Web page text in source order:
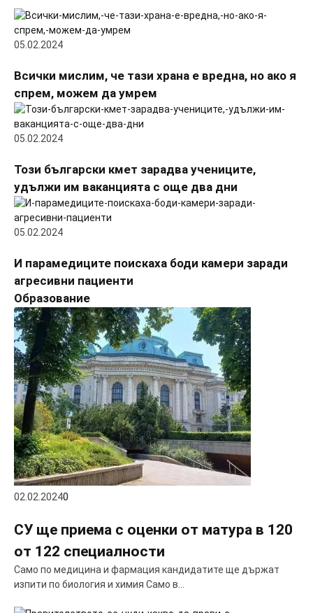
05.02.2024
Всички мислим, че тази храна е вредна, но ако я
спрем, можем да умрем
05.02.2024
Този български кмет зарадва учениците,
удължи им ваканцията с още два дни
05.02.2024
И парамедиците поискаха боди камери заради
агресивни пациенти
Образование
02.02.20240
СУ ще приема с оценки от матура в 120
от 122 специалности
Само по медицина и фармация кандидатите ще държат
изпити по биология и химия Само в…